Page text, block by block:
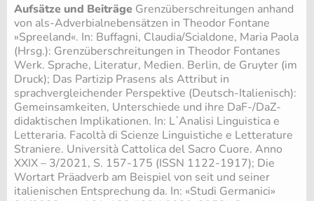
Aufsätze und Beiträge Grenzüberschreitungen anhand
von als-Adverbialnebensätzen in Theodor Fontane
»Spreeland«. In: Buffagni, Claudia/Scialdone, Maria Paola
(Hrsg.): Grenzüberschreitungen in Theodor Fontanes
Werk. Sprache, Literatur, Medien. Berlin, de Gruyter (im
Druck); Das Partizip Prasens als Attribut in
sprachvergleichender Perspektive (Deutsch-Italienisch):
Gemeinsamkeiten, Unterschiede und ihre DaF-/DaZ-
didaktischen Implikationen. In: LʼAnalisi Linguistica e
Letteraria. Facoltà di Scienze Linguistiche e Letterature
Straniere. Università Cattolica del Sacro Cuore. Anno
XXIX – 3/2021, S. 157-175 (ISSN 1122-1917); Die
Wortart Präadverb am Beispiel von seit und seiner
italienischen Entsprechung da. In: «Studi Germanici»